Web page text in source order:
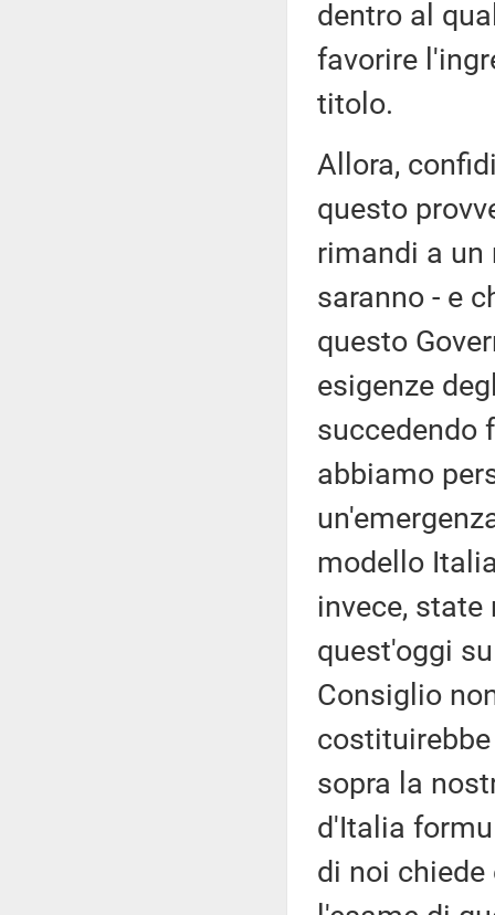
dentro al
favorire
titolo.
Allora,
questo
rimandi a un
saranno - e
questo
esigenze
succedendo
abbiamo
modello
invece,
quest'oggi
Consiglio
sopra la
d'Italia
di noi